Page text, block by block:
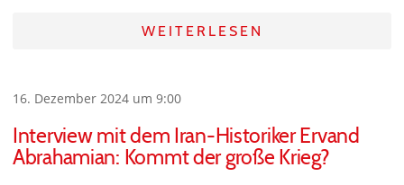
WEITERLESEN
16. Dezember 2024 um 9:00
Interview mit dem Iran-Historiker Ervand
Abrahamian: Kommt der große Krieg?